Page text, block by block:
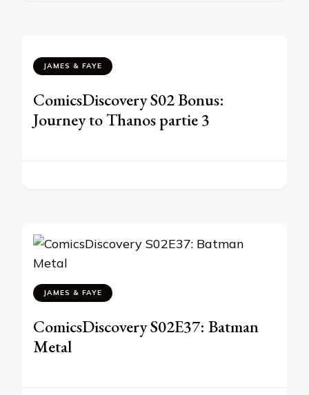
JAMES & FAYE
ComicsDiscovery S02 Bonus:
Journey to Thanos partie 3
JAMES & FAYE
ComicsDiscovery S02E37: Batman
Metal